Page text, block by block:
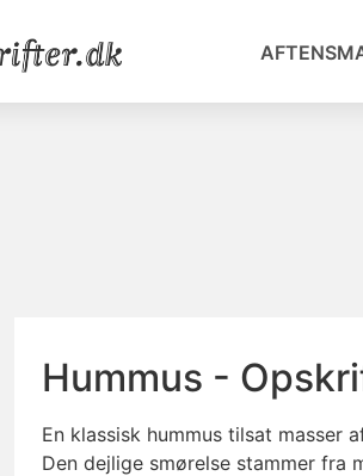
Hummus -
En klassisk hummus tilsat masser
Den dejlige smørelse stammer fra